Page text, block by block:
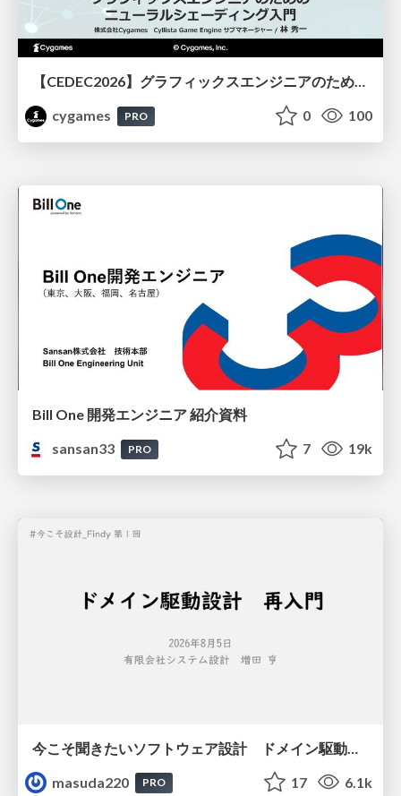
cygames
PRO 0 100
Bill One 開発エンジニア 紹介資料
sansan33
PRO 7 19k
masuda220
PRO 17 6.1k